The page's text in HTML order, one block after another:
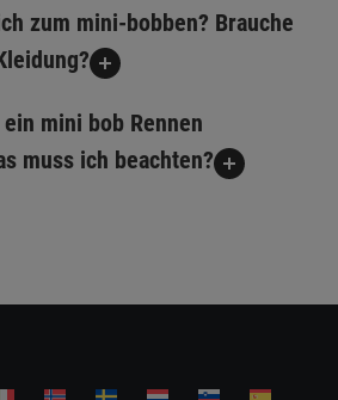
zum mini-bobben? Brauche
mini bob Rennen
muss ich beachten?